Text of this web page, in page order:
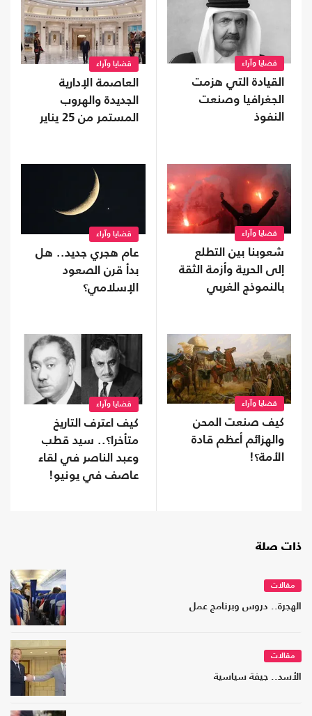
قضايا وآراء
القيادة التي هزمت
الجغرافيا وصنعت
النفوذ
قضايا وآراء
العاصمة الإدارية
الجديدة والهروب
المستمر من 25 يناير
قضايا وآراء
شعوبنا بين التطلع
إلى الحرية وأزمة الثقة
بالنموذج الغربي
قضايا وآراء
عام هجري جديد.. هل
بدأ قرن الصعود
الإسلامي؟
قضايا وآراء
كيف صنعت المحن
والهزائم أعظم قادة
الأمة؟!
قضايا وآراء
كيف اعترف التاريخ
متأخرا؟.. سيد قطب
وعبد الناصر في لقاء
عاصف في يونيو!
ذات صلة
مقالات
الهجرة.. دروس وبرنامج عمل
مقالات
الأسد.. جيفة سياسية